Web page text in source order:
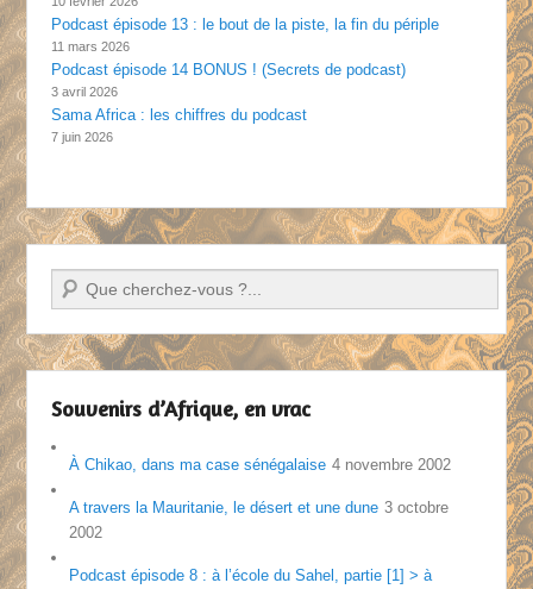
Podcast épisode 13 : le bout de la piste, la fin du périple
11 mars 2026
Podcast épisode 14 BONUS ! (Secrets de podcast)
3 avril 2026
Sama Africa : les chiffres du podcast
7 juin 2026
Recherche
Souvenirs d’Afrique, en vrac
À Chikao, dans ma case sénégalaise 4 novembre 2002
A travers la Mauritanie, le désert et une dune 3 octobre
2002
Podcast épisode 8 : à l’école du Sahel, partie [1] > à